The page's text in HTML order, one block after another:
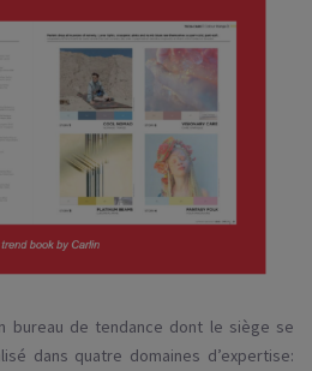
bureau de tendance dont le siège se
dans quatre domaines d’expertise: